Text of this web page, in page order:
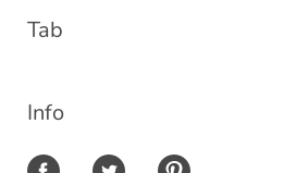
Tab
Info
Share on FacebookShare on TwitterShare on Pinterest